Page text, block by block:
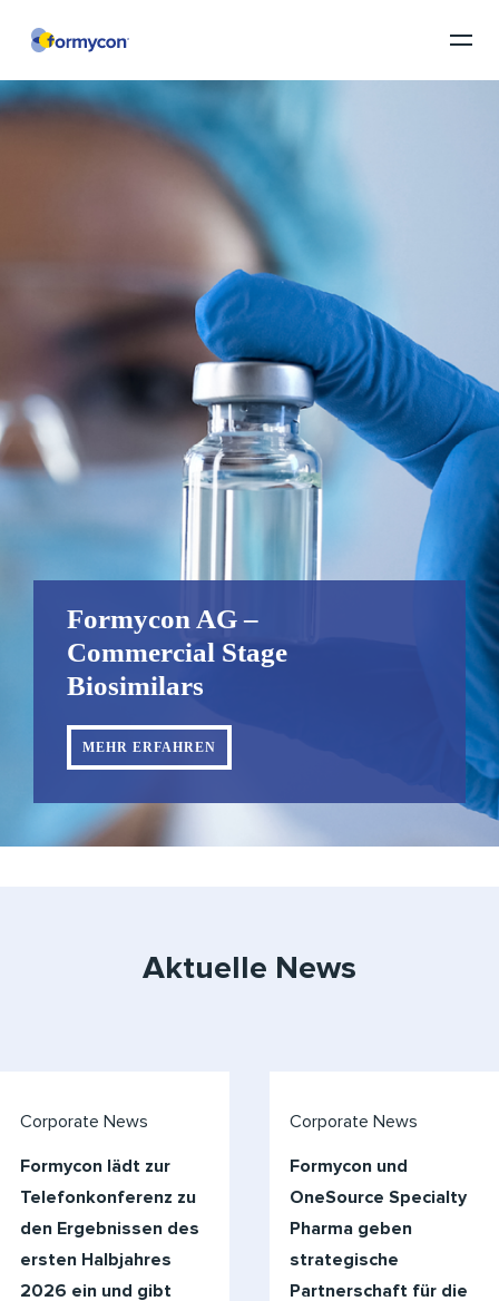
Formycon AG –
Commercial Stage
Biosimilars
MEHR ERFAHREN
Aktuelle News
Corporate News
Formycon lädt zur
Telefonkonferenz zu
den Ergebnissen des
ersten Halbjahres
2026 ein und gibt
Corporate News
Formycon und
OneSource Specialty
Pharma geben
strategische
Partnerschaft für die